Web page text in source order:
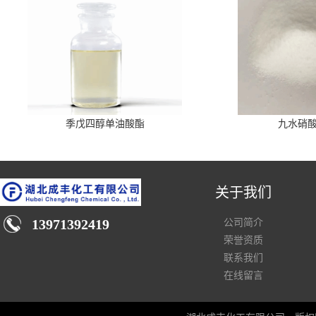
季戊四醇单油酸酯 九水硝
13971392419
关于我们
公司简介
荣誉资质
联系我们
在线留言